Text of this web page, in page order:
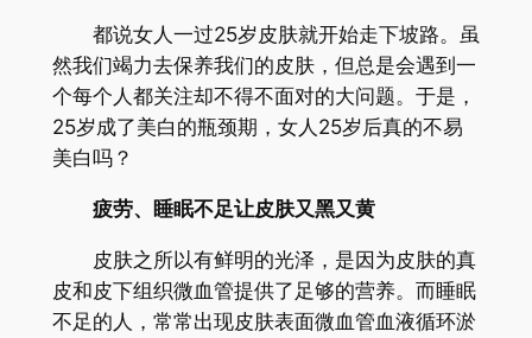
都说女人一过25岁皮肤就开始走下坡路。虽
然我们竭力去保养我们的皮肤，但总是会遇到一
个每个人都关注却不得不面对的大问题。于是，
25岁成了美白的瓶颈期，女人25岁后真的不易
美白吗？
疲劳、睡眠不足让皮肤又黑又黄
皮肤之所以有鲜明的光泽，是因为皮肤的真
皮和皮下组织微血管提供了足够的营养。而睡眠
不足的人，常常出现皮肤表面微血管血液循环淤